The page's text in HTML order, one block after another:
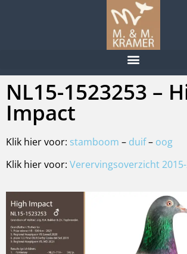
NL15-1523253 –
Impact
Klik hier voor: stamboom – duif– oog
Klik hier voor: Verervingsoverzicht